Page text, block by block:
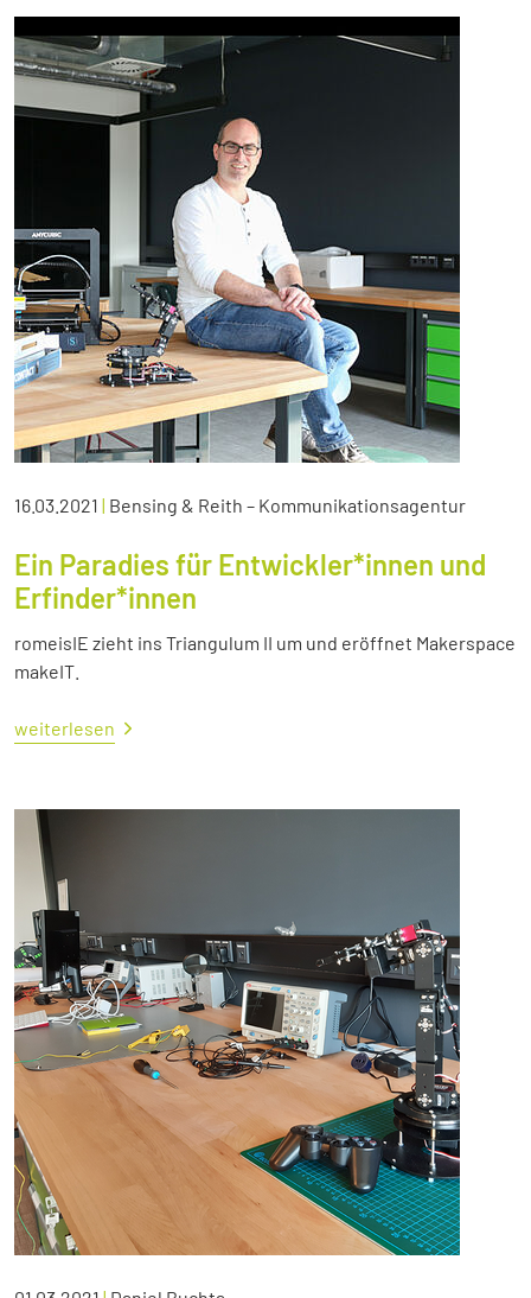
16.03.2021 | Bensing & Reith – Kommunikationsagentur
Ein Paradies für Entwickler*innen und
Erfinder*innen
romeisIE zieht ins Triangulum II um und eröffnet Makerspace
makeIT.
weiterlesen